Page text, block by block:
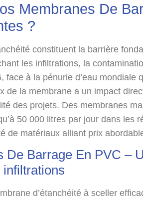
Membranes De
?
constituent la barrière
les infiltrations, la
face à la pénurie d’eau mondiale
de la membrane a un impact
des projets. Des membranes
50 000 litres par jour dans les
de matériaux alliant prix
De Barrage En PVC –
d’étanchéité à sceller